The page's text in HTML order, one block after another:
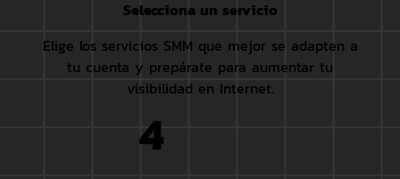
Selecciona un servicio
Elige los servicios SMM que mejor se adapten a
tu cuenta y prepárate para aumentar tu
visibilidad en Internet.
4